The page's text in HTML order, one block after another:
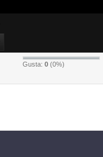
Gusta: 0 (0%)